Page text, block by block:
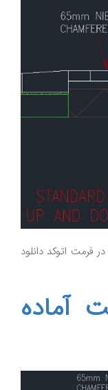
در فرمت اتوکد دانلود
آماده